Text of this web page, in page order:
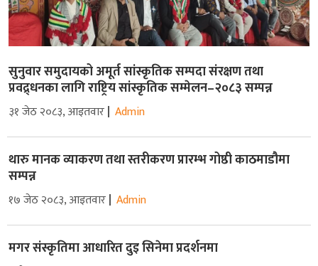
सुनुवार समुदायको अमूर्त सांस्कृतिक सम्पदा संरक्षण तथा
प्रवद्र्धनका लागि राष्ट्रिय सांस्कृतिक सम्मेलन–२०८३ सम्पन्न
३१ जेठ २०८३, आइतवार Admin
थारु मानक व्याकरण तथा स्तरीकरण प्रारम्भ गोष्ठी काठमाडौमा
सम्पन्न
१७ जेठ २०८३, आइतवार Admin
मगर संस्कृतिमा आधारित दुइ सिनेमा प्रदर्शनमा